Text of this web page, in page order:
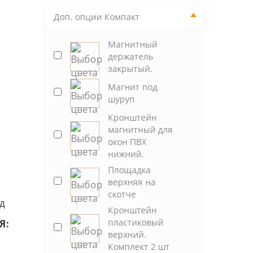
Доп. опции Компакт
Магнитный
держатель
закрытый.
Магнит под
шуруп
Кронштейн
магнитный для
окон ПВХ
нижний.
Площадка
верхняя на
скотче
Кронштейн
пластиковый
верхний.
Комплект 2 шт